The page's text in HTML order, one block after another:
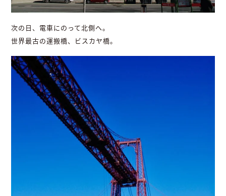
次の日、電車にのって北側へ。
世界最古の運搬橋、ビスカヤ橋。